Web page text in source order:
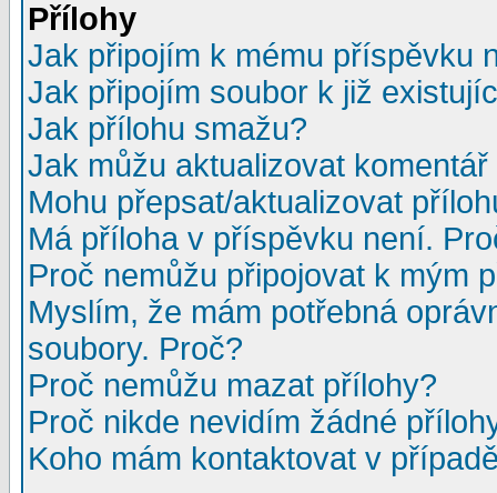
Přílohy
Jak připojím k mému příspěvku
Jak připojím soubor k již
Jak přílohu smažu?
Jak můžu aktualizovat
Mohu přepsat/aktualizovat
Má příloha v příspěvku není.
Proč nemůžu připojovat k mým
Myslím, že mám potřebná
soubory. Proč?
Proč nemůžu mazat přílohy?
Proč nikde nevidím žádné
Koho mám kontaktovat v